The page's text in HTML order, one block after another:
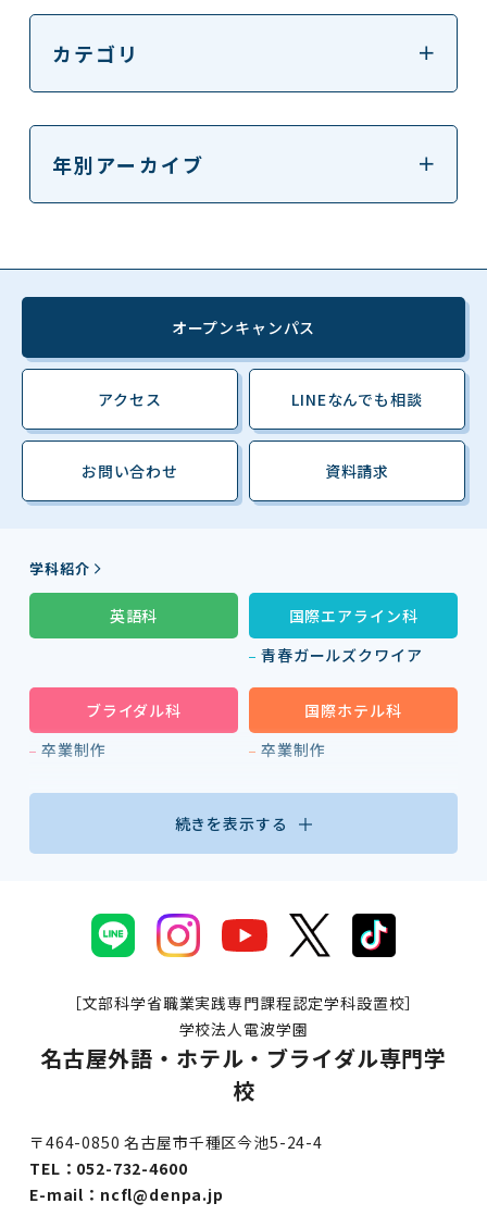
カテゴリ
年別アーカイブ
オープンキャンパス
アクセス LINEなんでも相談
お問い合わせ 資料請求
学科紹介
英語科
国際エアライン科
青春ガールズクワイア
ブライダル科
卒業制作
国際ホテル科
卒業制作
続きを表示する
［文部科学省職業実践専門課程認定学科設置校］
学校法人電波学園
名古屋外語・ホテル・ブライダル専門学
校
〒464-0850 名古屋市千種区今池5-24-4
TEL： 052-732-4600
E-mail： ncfl@denpa.jp